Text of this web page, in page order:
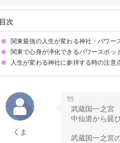
目次
関東最強の人生が変わる神社・パワー
①三峯神社：埼玉県
②氷川神社：埼玉県
③東京大神宮：東京都
④小網神社：東京都
⑤鶴岡八幡宮：神奈川県
⑥寒川神社：神奈川県
⑦日光二荒山神社：栃木県
⑧赤城神社：群馬県
⑨香取神宮：千葉県
⑩鹿島神宮：茨城県
⑪大洗磯前神社：茨城県
関東で心身が浄化できるパワースポッ
①神戸岩（かのといわ）：東京都
②不二洞：群馬県
③亀岩の洞窟（濃溝の滝）：千葉県
④袋田の滝：茨城県
⑤吹割の滝：群馬県
人生が変わる神社に参拝する時の注意
くま
武蔵国一之宮
中仙道から延
武蔵国一之宮